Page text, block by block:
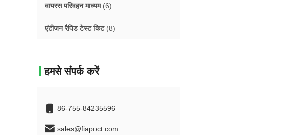
वायरस परिवहन माध्यम(6)
एंटीजन रैपिड टेस्ट किट(8)
हमसे संपर्क करें
86-755-84235596
sales@fiapoct.com